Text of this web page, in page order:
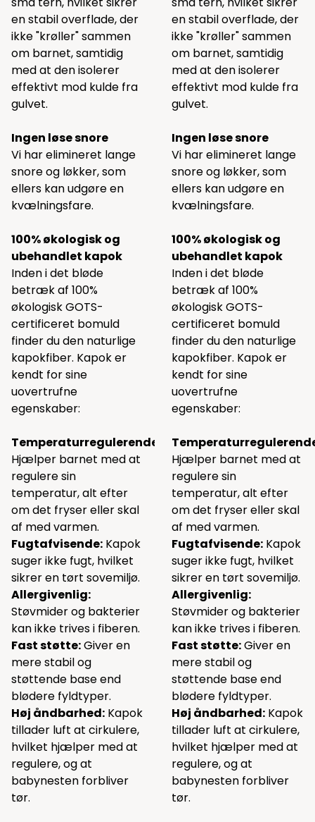
en stabil overflade, der
ikke "krøller" sammen
om barnet, samtidig
med at den isolerer
effektivt mod kulde fra
gulvet.
Ingen løse snore
Vi har elimineret lange
snore og løkker, som
ellers kan udgøre en
kvælningsfare.
100% økologisk og
ubehandlet kapok
Inden i det bløde
betræk af 100%
økologisk GOTS-
certificeret bomuld
finder du den naturlige
kapokfiber. Kapok er
kendt for sine
uovertrufne
egenskaber:
Temperaturregulerende:
Hjælper barnet med at
regulere sin
temperatur, alt efter
om det fryser eller skal
af med varmen.
Fugtafvisende: Kapok
suger ikke fugt, hvilket
sikrer en tørt sovemiljø.
Allergivenlig:
Støvmider og bakterier
kan ikke trives i fiberen.
Fast støtte:Giver en
mere stabil og
støttende base end
blødere fyldtyper.
Høj åndbarhed: Kapok
tillader luft at cirkulere,
hvilket hjælper med at
regulere, og at
babynesten forbliver
tør.
en stabil overflade, der
ikke "krøller" sammen
om barnet, samtidig
med at den isolerer
effektivt mod kulde fra
gulvet.
Ingen løse snore
Vi har elimineret lange
snore og løkker, som
ellers kan udgøre en
kvælningsfare.
100% økologisk og
ubehandlet kapok
Inden i det bløde
betræk af 100%
økologisk GOTS-
certificeret bomuld
finder du den naturlige
kapokfiber. Kapok er
kendt for sine
uovertrufne
egenskaber:
Hjælper barnet med at
regulere sin
temperatur, alt efter
om det fryser eller skal
af med varmen.
Fugtafvisende: Kapok
suger ikke fugt, hvilket
sikrer en tørt sovemiljø.
Allergivenlig:
Støvmider og bakterier
kan ikke trives i fiberen.
Fast støtte:Giver en
mere stabil og
støttende base end
blødere fyldtyper.
Høj åndbarhed: Kapok
tillader luft at cirkulere,
hvilket hjælper med at
regulere, og at
babynesten forbliver
tør.